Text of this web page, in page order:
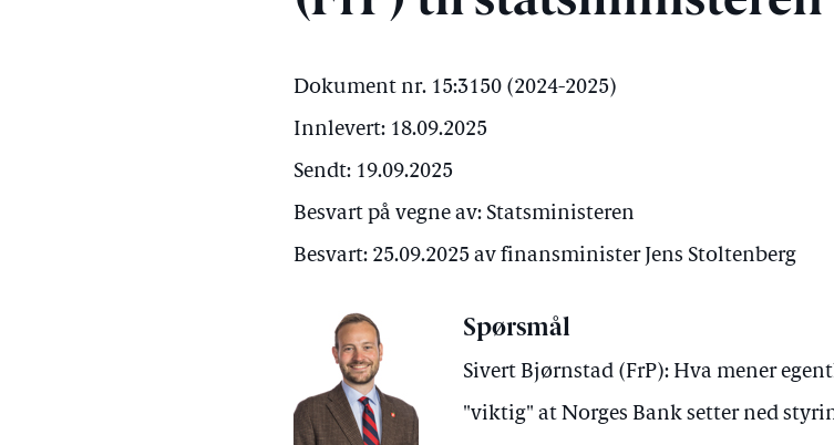
Dokument nr. 15:3150 (2024-2025)
Innlevert: 18.09.2025
Sendt: 19.09.2025
Besvart på vegne av: Statsministeren
Besvart: 25.09.2025 av finansminister Jens Stoltenberg
Spørsmål
Sivert Bjørnstad (FrP): Hva mener
"viktig" at Norges Bank setter ned